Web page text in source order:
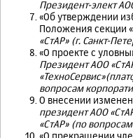
Президент-элект
«Об утверждении
Положения секции
«СтАР» (г. Санкт-
«О проекте с
Президент АОО
вопросам
О внесении
президент АОО
«СтАР» (по
«О прекращении